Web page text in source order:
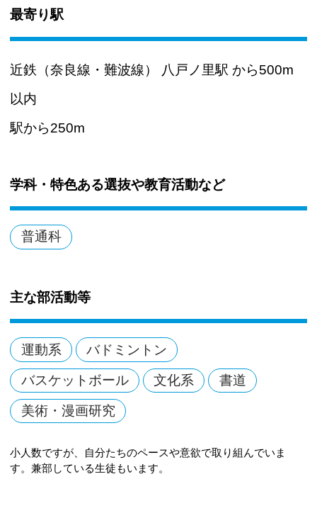
最寄り駅
近鉄（奈良線・難波線） 八戸ノ里駅 から500m
以内
駅から250m
学科・特色ある選抜や教育活動など
普通科
主な部活動等
運動系 バドミントン
バスケットボール 文化系 書道
美術・漫画研究
小人数ですが、自分たちのペースや意欲で取り組んでいま
す。兼部している生徒もいます。